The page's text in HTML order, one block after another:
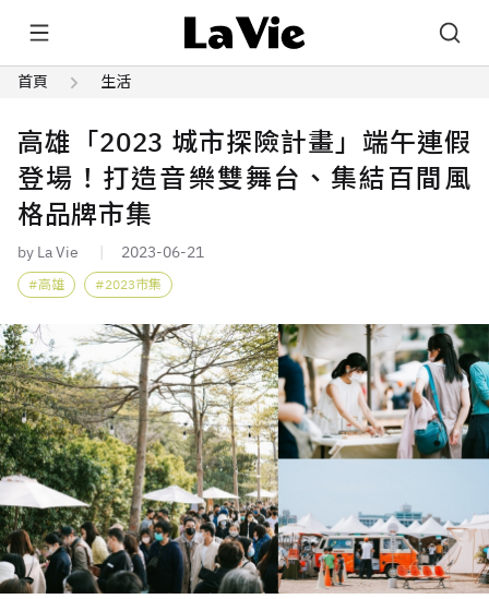
首頁 生活
高雄「2023 城市探險計畫」端午連假
登場！打造音樂雙舞台、集結百間風
格品牌市集
by La Vie 2023-06-21
高雄 2023市集